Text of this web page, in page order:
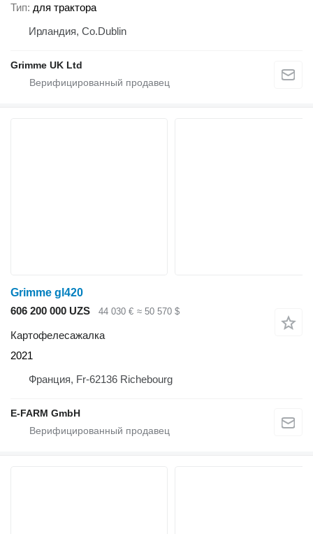
Тип для трактора
Ирландия, Co.Dublin
Grimme UK Ltd
Grimme gl420
606 200 000 UZS
44 030 € ≈ 50 570 $
Картофелесажалка
2021
Франция, Fr-62136 Richebourg
E-FARM GmbH